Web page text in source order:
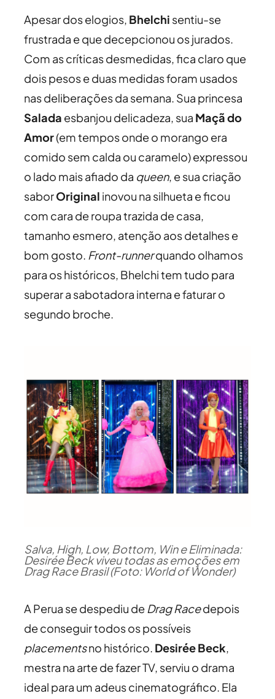
Apesar dos elogios, Bhelchi sentiu-se
frustrada e que decepcionou os jurados.
Com as críticas desmedidas, fica claro que
dois pesos e duas medidas foram usados
nas deliberações da semana. Sua princesa
Salada esbanjou delicadeza, sua Maçã do
Amor(em tempos onde o morango era
comido sem calda ou caramelo) expressou
o lado mais afiado da queen, e sua criação
saborOriginal inovou na silhueta e ficou
com cara de roupa trazida de casa,
tamanho esmero, atenção aos detalhes e
bom gosto. Front-runnerquando olhamos
para os históricos, Bhelchi tem tudo para
superar a sabotadora interna e faturar o
segundo broche.
Salva, High, Low, Bottom, Win e Eliminada:
Desirée Beck viveu todas as emoções em
Drag Race Brasil (Foto: World of Wonder)
A Perua se despediu de Drag Racedepois
de conseguir todos os possíveis
placementsno histórico. Desirée Beck,
mestra na arte de fazer TV, serviu o drama
ideal para um adeus cinematográfico. Ela